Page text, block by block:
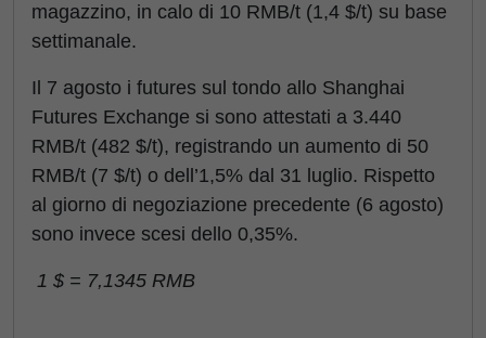
magazzino, in calo di 10 RMB/t (1,4 $/t) su base
settimanale.
Il 7 agosto i futures sul tondo allo Shanghai
Futures Exchange si sono attestati a 3.440
RMB/t (482 $/t), registrando un aumento di 50
RMB/t (7 $/t) o dell’1,5% dal 31 luglio. Rispetto
al giorno di negoziazione precedente (6 agosto)
sono invece scesi dello 0,35%.
1 $ = 7,1345 RMB